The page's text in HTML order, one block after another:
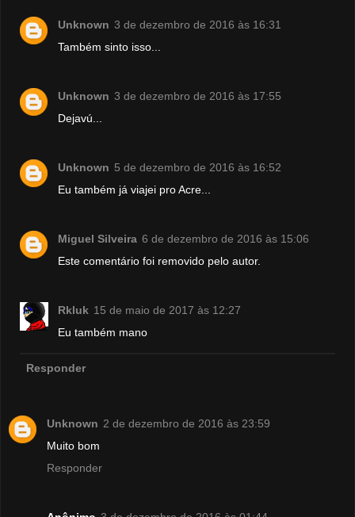
Unknown 3 de dezembro de 2016 às 16:31
Também sinto isso...
Unknown 3 de dezembro de 2016 às 17:55
Dejavú...
Unknown 5 de dezembro de 2016 às 16:52
Eu também já viajei pro Acre...
Miguel Silveira 6 de dezembro de 2016 às 15:06
Este comentário foi removido pelo autor.
Rkluk 15 de maio de 2017 às 12:27
Eu também mano
Responder
Unknown 2 de dezembro de 2016 às 23:59
Muito bom
Responder